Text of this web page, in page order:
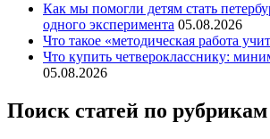
Как мы помогли детям стать
одного эксперимента 05.08.2026
Что такое «методическая работа
Что купить четверокласснику:
05.08.2026
Поиск статей по рубрикам